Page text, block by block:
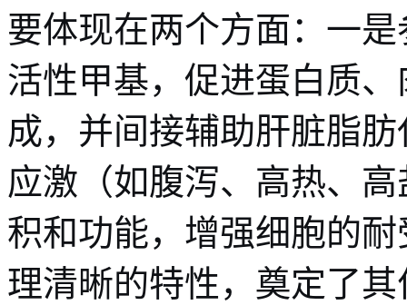
要体现在两个方面：一
活性甲基，促进蛋白质
成，并间接辅助肝脏脂
应激（如腹泻、高热、
积和功能，增强细胞的
理清晰的特性，奠定了